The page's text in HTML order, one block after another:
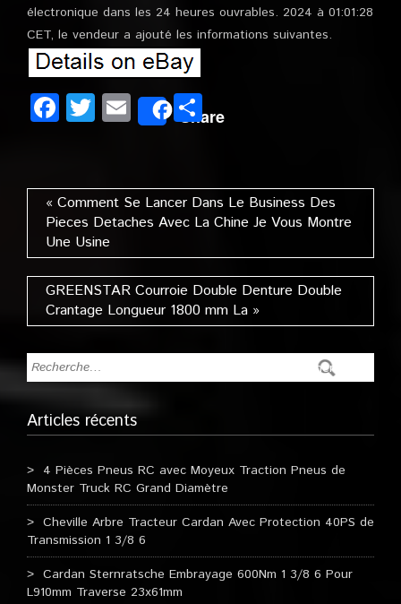
électronique dans les 24 heures ouvrables. 2024 à 01:01:28
CET, le vendeur a ajouté les informations suivantes.
Facebook
Twitter
EmailSharePartager
« Comment Se Lancer Dans Le Business Des
Pieces Detaches Avec La Chine Je Vous Montre
Une Usine
GREENSTAR Courroie Double Denture Double
Crantage Longueur 1800 mm La »
Articles récents
4 Pièces Pneus RC avec Moyeux Traction Pneus de
Monster Truck RC Grand Diamètre
Cheville Arbre Tracteur Cardan Avec Protection 40PS de
Transmission 1 3/8 6
Cardan Sternratsche Embrayage 600Nm 1 3/8 6 Pour
L910mm Traverse 23x61mm